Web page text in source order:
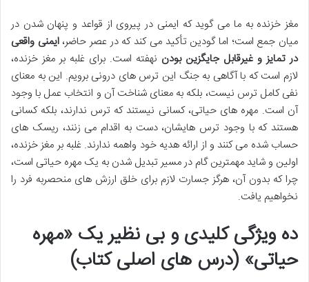
مغز خزنده به ما می گوید که ایمنی در پیروی از قواعد و پنهان شدن در
میان جمع است؛ اما گودین تأکید می کند که در عصر حاضر،ایمنی واقعی
در تمایز و غیرقابل جایگزین بودن نهفته است. برای غلبه بر مغز خزنده،
لازم است که با آگاهی به جنگ این ترس های درونی برویم. این به معنای
نفی کامل ترس نیست، بلکه به معنای شناخت آن و انتخاب عمل با وجود
آن است. مهره های حیاتی، کسانی نیستند که ترس ندارند، بلکه کسانی
هستند که با وجود ترس هایشان، دست به اقدام می زنند، ریسک های
حساب شده می کنند و از ارائه هدیه خود واهمه ندارند. غلبه بر مغز خزنده،
اولین و شاید مهمترین گام در مسیر تبدیل شدن به یک مهره حیاتی است،
چرا که بدون آن، هرگز جسارت لازم برای خلق ارزش های منحصربه فرد را
نخواهیم یافت.
ده ویژگی کلیدی و بی نظیر یک «مهره
حیاتی» (درس های اصلی کتاب)